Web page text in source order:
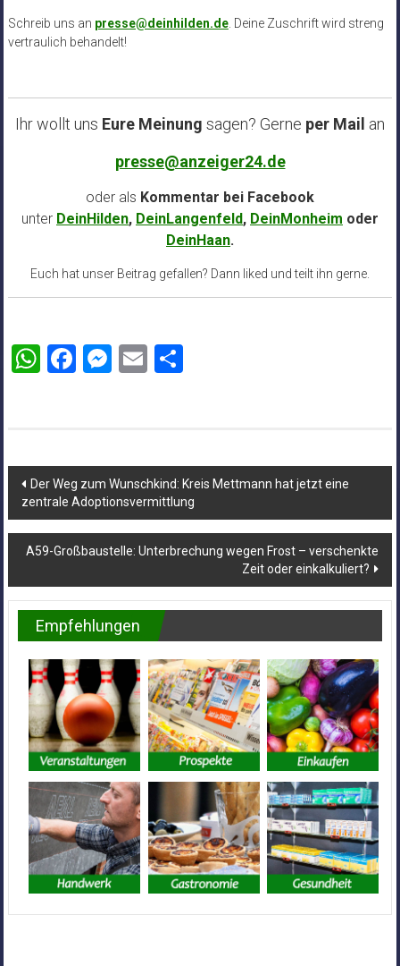
Schreib uns an presse@deinhilden.de. Deine Zuschrift wird streng
vertraulich behandelt!
Ihr wollt uns Eure Meinung sagen? Gerne per Mail an
presse@anzeiger24.de
oder als Kommentar bei Facebook
unter DeinHilden, DeinLangenfeld, DeinMonheim oder
DeinHaan.
Euch hat unser Beitrag gefallen? Dann liked und teilt ihn gerne.
WhatsApp
Facebook
Messenger
EmailTeilen
Beitragsnavigation
Der Weg zum Wunschkind: Kreis Mettmann hat jetzt eine
zentrale Adoptionsvermittlung
A59-Großbaustelle: Unterbrechung wegen Frost – verschenkte
Zeit oder einkalkuliert?
Empfehlungen